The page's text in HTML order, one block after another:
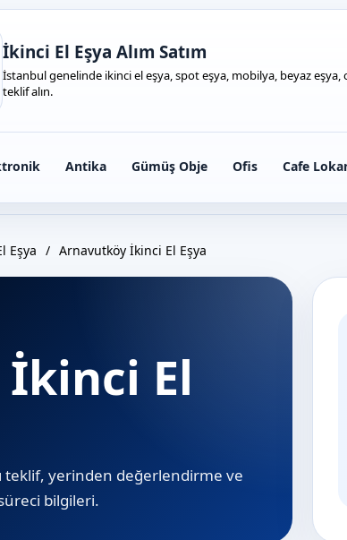
İkinci El Eşya Alım Satım
İstanbul genelinde ikinci el eşya, spot eşya, mobilya, beyaz eşya,
teklif alın.
Antika Gümüş Obje Ofis Cafe
Eşya / Arnavutköy İkinci El Eşya
El
teklif, yerinden değerlendirme ve
bilgileri.